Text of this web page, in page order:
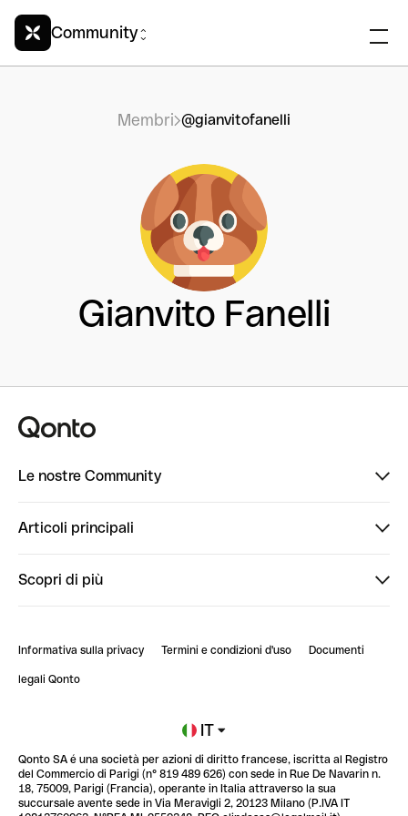
Community
Membri @gianvitofanelli
Gianvito Fanelli
Le nostre Community
PowerUp
Articoli principali
StrongHer Mentorship | Notion: come organizzare...
Scopri di più
Blog
Glossario finanziario
Informativa sulla privacy Termini e condizioni d'uso Documenti
legali Qonto
IT
Qonto SA é una società per azioni di diritto francese, iscritta al Registro
del Commercio di Parigi (n° 819 489 626) con sede in Rue De Navarin n.
18, 75009, Parigi (Francia), operante in Italia attraverso la sua
succursale avente sede in Via Meravigli 2, 20123 Milano (P.IVA IT